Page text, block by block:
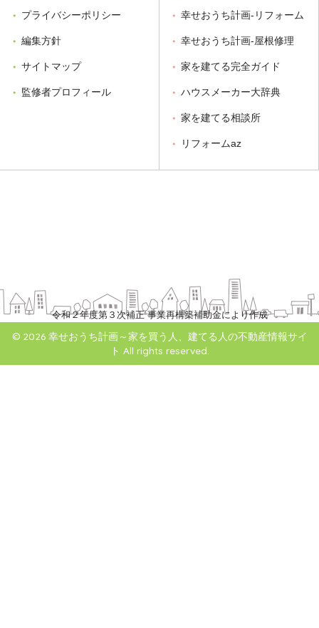
プライバシーポリシー
編集方針
サイトマップ
監修者プロフィール
幸せおうち計画-リフォーム
幸せおうち計画-屋根修理
家を建てる完全ガイド
ハウスメーカー大辞典
家を建てる相談所
リフォームaz
令和２年度第３次補正 事業再構築補助金により作成
© 2026 幸せおうち計画～家を買う人、建てる人の不動産情報サイ
ト All rights reserved.